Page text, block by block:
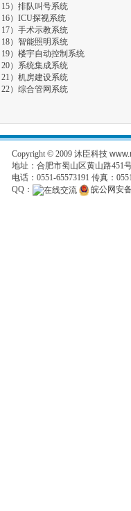
15）排队叫号系统
16）ICU探视系统
17）手术示教系统
18）智能照明系统
19）楼宇自动控制系统
20） 系统集成系统
21）机房建设系统
22）综合管网系统
Copyright © 2009 沐臣科技
地址：合肥市蜀山区黄山路451
电话：0551-65573191 传真：
QQ：
皖公网安